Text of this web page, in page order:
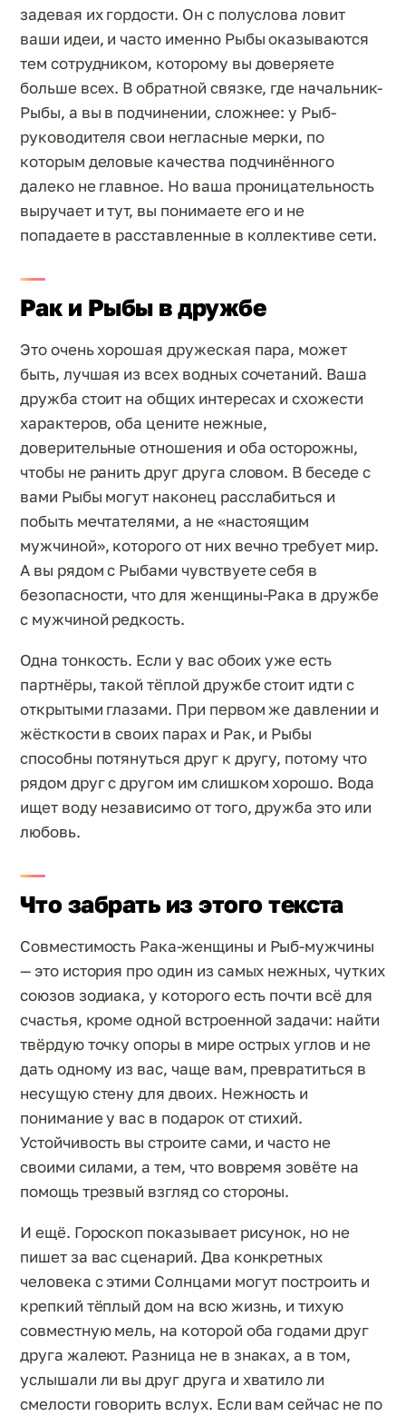
задевая их гордости. Он с полуслова ловит
ваши идеи, и часто именно Рыбы оказываются
тем сотрудником, которому вы доверяете
больше всех. В обратной связке, где начальник-
Рыбы, а вы в подчинении, сложнее: у Рыб-
руководителя свои негласные мерки, по
которым деловые качества подчинённого
далеко не главное. Но ваша проницательность
выручает и тут, вы понимаете его и не
попадаете в расставленные в коллективе сети.
Рак и Рыбы в дружбе
Это очень хорошая дружеская пара, может
быть, лучшая из всех водных сочетаний. Ваша
дружба стоит на общих интересах и схожести
характеров, оба цените нежные,
доверительные отношения и оба осторожны,
чтобы не ранить друг друга словом. В беседе с
вами Рыбы могут наконец расслабиться и
побыть мечтателями, а не «настоящим
мужчиной», которого от них вечно требует мир.
А вы рядом с Рыбами чувствуете себя в
безопасности, что для женщины-Рака в дружбе
с мужчиной редкость.
Одна тонкость. Если у вас обоих уже есть
партнёры, такой тёплой дружбе стоит идти с
открытыми глазами. При первом же давлении и
жёсткости в своих парах и Рак, и Рыбы
способны потянуться друг к другу, потому что
рядом друг с другом им слишком хорошо. Вода
ищет воду независимо от того, дружба это или
любовь.
Что забрать из этого текста
Совместимость Рака-женщины и Рыб-мужчины
— это история про один из самых нежных, чутких
союзов зодиака, у которого есть почти всё для
счастья, кроме одной встроенной задачи: найти
твёрдую точку опоры в мире острых углов и не
дать одному из вас, чаще вам, превратиться в
несущую стену для двоих. Нежность и
понимание у вас в подарок от стихий.
Устойчивость вы строите сами, и часто не
своими силами, а тем, что вовремя зовёте на
помощь трезвый взгляд со стороны.
И ещё. Гороскоп показывает рисунок, но не
пишет за вас сценарий. Два конкретных
человека с этими Солнцами могут построить и
крепкий тёплый дом на всю жизнь, и тихую
совместную мель, на которой оба годами друг
друга жалеют. Разница не в знаках, а в том,
услышали ли вы друг друга и хватило ли
смелости говорить вслух. Если вам сейчас не по